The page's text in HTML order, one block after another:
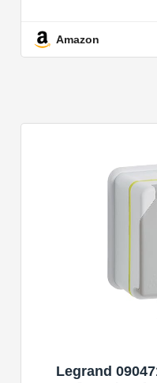
【Conception
de recharge de type 1,
voiture électrique de
européenne IEC
PHEV avec type 2 et
Y/3/S/X, i3, iX, ID.3,
【Qualité Solide et
électrique, résistant à
10,000 cycles
tonnes et un test de
main résistant à
Amazon
Legrand